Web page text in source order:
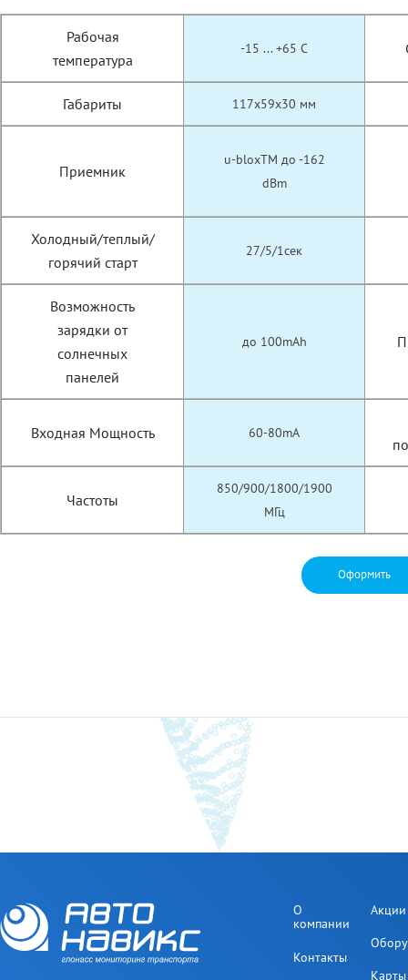
Рабочая
температура
-15 ... +65 C
Габариты 117x59x30 мм
Приемник
u-bloxTM до -162
dBm
Холодный/теплый/
горячий старт
27/5/1сек
Возможность
зарядки от
солнечных
панелей
до 100mAh
Входная Мощность 60-80mA
Частоты
850/900/1800/1900
МГц
Оформить
О
компании
Контакты
Акции
Карты